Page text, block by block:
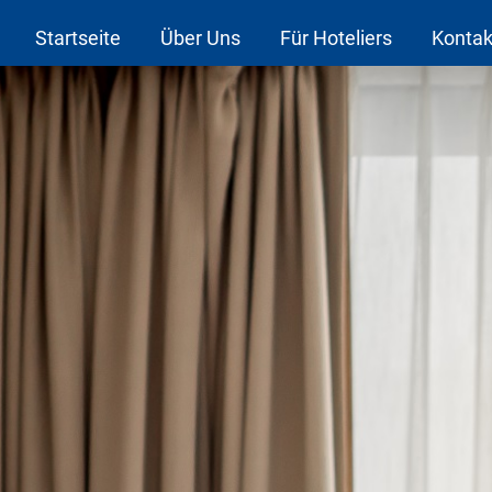
Startseite Über Uns Für Hoteliers